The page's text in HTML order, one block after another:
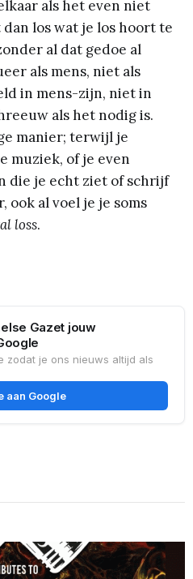
als het even niet
los wat je los hoort te
al dat gedoe al
als mens, niet als
in mens-zijn, niet in
als het nodig is.
manier; terwijl je
muziek, of je even
die je echt ziet of schrijf
ook al voel je je soms
loss.
Gazet jouw
zodat je ons nieuws altijd als
aan Google